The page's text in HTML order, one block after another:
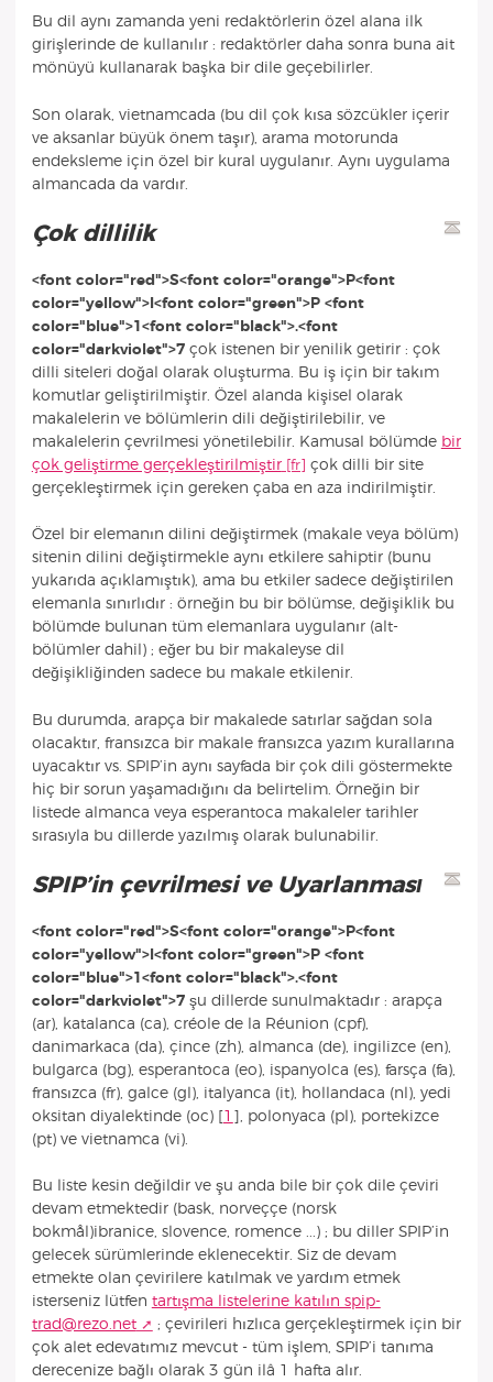
Bu dil aynı zamanda yeni redaktörlerin özel alana ilk
girişlerinde de kullanılır : redaktörler daha sonra buna ait
mönüyü kullanarak başka bir dile geçebilirler.
Son olarak, vietnamcada (bu dil çok kısa sözcükler içerir
ve aksanlar büyük önem taşır), arama motorunda
endeksleme için özel bir kural uygulanır. Aynı uygulama
almancada da vardır.
Çok dillilik
<font color="red">S<font color="orange">P<font
color="yellow">I<font color="green">P <font
color="blue">1<font color="black">.<font
color="darkviolet">7çok istenen bir yenilik getirir : çok
dilli siteleri doğal olarak oluşturma. Bu iş için bir takım
komutlar geliştirilmiştir. Özel alanda kişisel olarak
makalelerin ve bölümlerin dili değiştirilebilir, ve
makalelerin çevrilmesi yönetilebilir. Kamusal bölümde bir
çok geliştirme gerçekleştirilmiştir
çok dilli bir site
gerçekleştirmek için gereken çaba en aza indirilmiştir.
Özel bir elemanın dilini değiştirmek (makale veya bölüm)
sitenin dilini değiştirmekle aynı etkilere sahiptir (bunu
yukarıda açıklamıştık), ama bu etkiler sadece değiştirilen
elemanla sınırlıdır : örneğin bu bir bölümse, değişiklik bu
bölümde bulunan tüm elemanlara uygulanır (alt-
bölümler dahil) ; eğer bu bir makaleyse dil
değişikliğinden sadece bu makale etkilenir.
Bu durumda, arapça bir makalede satırlar sağdan sola
olacaktır, fransızca bir makale fransızca yazım kurallarına
uyacaktır vs. SPIP’in aynı sayfada bir çok dili göstermekte
hiç bir sorun yaşamadığını da belirtelim. Örneğin bir
listede almanca veya esperantoca makaleler tarihler
sırasıyla bu dillerde yazılmış olarak bulunabilir.
SPIP’in çevrilmesi ve Uyarlanması
<font color="red">S<font color="orange">P<font
color="yellow">I<font color="green">P <font
color="blue">1<font color="black">.<font
color="darkviolet">7şu dillerde sunulmaktadır : arapça
(ar), katalanca (ca), créole de la Réunion (cpf),
danimarkaca (da), çince (zh), almanca (de), ingilizce (en),
bulgarca (bg), esperantoca (eo), ispanyolca (es), farsça (fa),
fransızca (fr), galce (gl), italyanca (it), hollandaca (nl), yedi
oksitan diyalektinde (oc)[1 ] , polonyaca (pl), portekizce
(pt) ve vietnamca (vi).
Bu liste kesin değildir ve şu anda bile bir çok dile çeviri
devam etmektedir (bask, norveççe (norsk
bokmål)ibranice, slovence, romence ...) ; bu diller SPIP’in
gelecek sürümlerinde eklenecektir. Siz de devam
etmekte olan çevirilere katılmak ve yardım etmek
isterseniz lütfen tartışma listelerine katılın spip-
trad@rezo.net
; çevirileri hızlıca gerçekleştirmek için bir
çok alet edevatımız mevcut - tüm işlem, SPIP’i tanıma
derecenize bağlı olarak 3 gün ilâ 1 hafta alır.